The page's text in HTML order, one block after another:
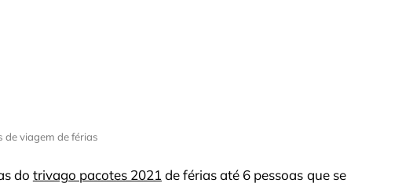
de viagem de férias
do trivago pacotes 2021 de férias até 6 pessoas que se